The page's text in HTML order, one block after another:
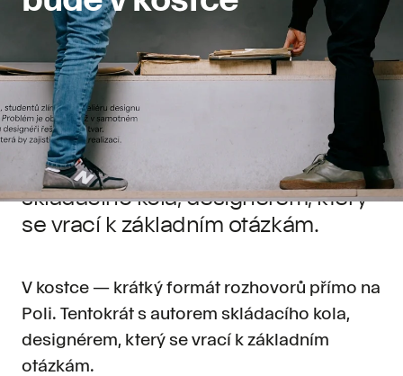
V kostce — krátký formát rozhovorů
přímo na Poli. Tentokrát s autorem
skládacího kola, designérem, který
se vrací k základním otázkám.
V kostce — krátký formát rozhovorů přímo na
Poli. Tentokrát s autorem skládacího kola,
designérem, který se vrací k základním
otázkám.